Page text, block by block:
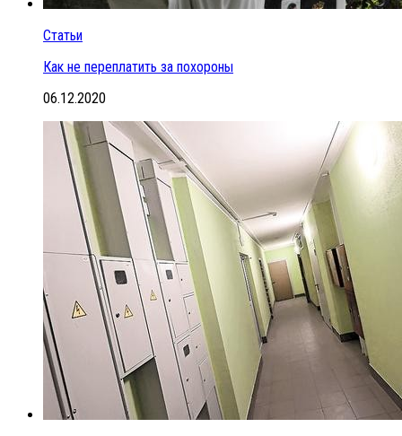
Статьи
Как не переплатить за похороны
06.12.2020